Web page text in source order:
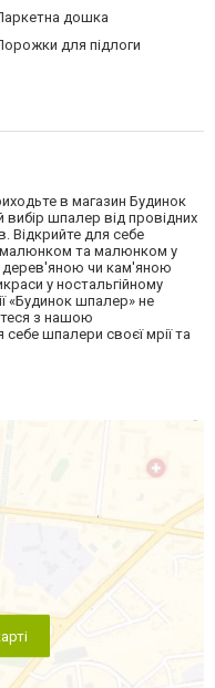
дошка
для підлоги
в магазин Будинок
шпалер від провідних
Відкрийте для себе
та малюнком у
дерев'яною чи кам'яною
у ностальгійному
«Будинок шпалер» не
з нашою
шпалери своєї мрії та